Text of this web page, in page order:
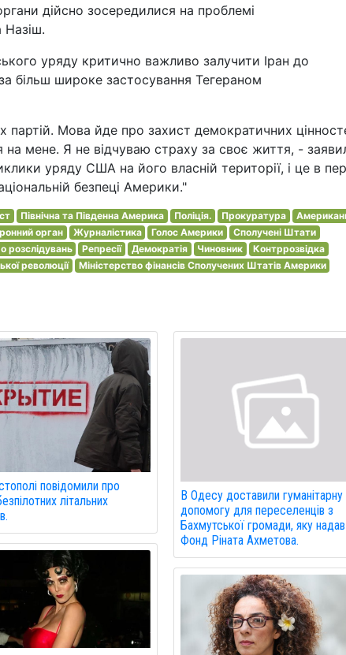
дійсно зосередилися на проблемі
Назіш.
уряду критично важливо залучити Іран до
більш широке застосування Тегераном
партій. Мова йде про захист демократичних
мене. Я не відчуваю страху за своє життя, -
уряду США на його власній території, і це в
безпеці Америки."
Північна та Південна Америка Поліція. Прокуратура
орган Журналістика Голос Америки
Сполучені Штати
розслідувань Репресії Демократія Чиновник
Контррозвідка
революції
Міністерство фінансів Сполучених Штатів Америки
повідомили про
літальних
В Одесу доставили гуманітарну
допомогу для переселенців з
Бахмутської громади, яку надав
Фонд Ріната Ахметова.